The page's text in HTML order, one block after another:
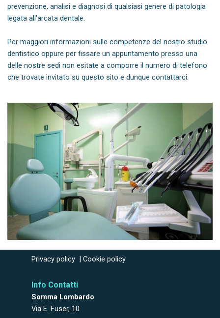
prevenzione, analisi e diagnosi di qualsiasi genere di patologia
legata all'arcata dentale.
Per maggiori informazioni sulle competenze del nostro studio
dentistico oppure per fissare un appuntamento presso una
delle nostre sedi non esitate a comporre il numero di telefono
che trovate invitato su questo sito e dunque contattarci.
Info Contatti
Somma Lombardo
Via E. Fuser, 10
Privacy policy | Cookie policy